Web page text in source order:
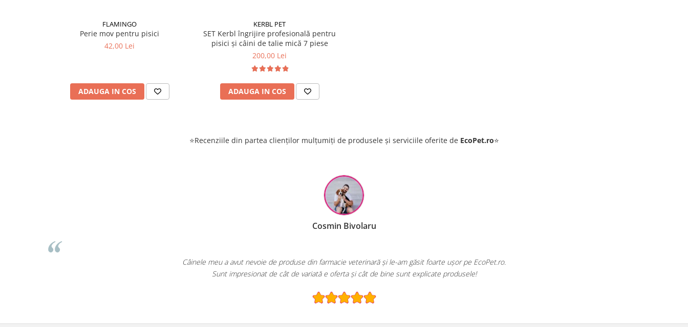
FLAMINGO
Perie mov pentru pisici
42,00 Lei
ADAUGA IN COS
KERBL PET
SET Kerbl îngrijire profesională pentru
pisici și câini de talie mică 7 piese
200,00 Lei
ADAUGA IN COS
⭐Recenziile din partea clienților mulțumiți de produsele și serviciile oferite de EcoPet.ro⭐
Cosmin Bivolaru
Câinele meu a avut nevoie de produse din farmacie veterinară și le-am găsit foarte ușor pe EcoPet.ro.
Sunt impresionat de cât de variată e oferta și cât de bine sunt explicate produsele!